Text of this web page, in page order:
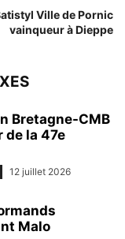
Ville de Pornic
vainqueur à Dieppe
Bretagne-CMB
de la 47e
12 juillet 2026
Malo